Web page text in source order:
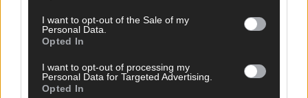
I want to opt-out of the Sale of my
Personal Data.
Opted In
I want to opt-out of processing my
Personal Data for Targeted Advertising.
Opted In
Wirtschaft
Wissen
Kommentar